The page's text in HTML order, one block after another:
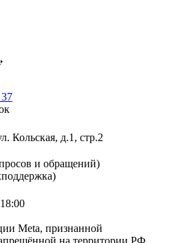
Кольская, д.1, стр.2
и обращений)
Meta, признанной
на территории РФ